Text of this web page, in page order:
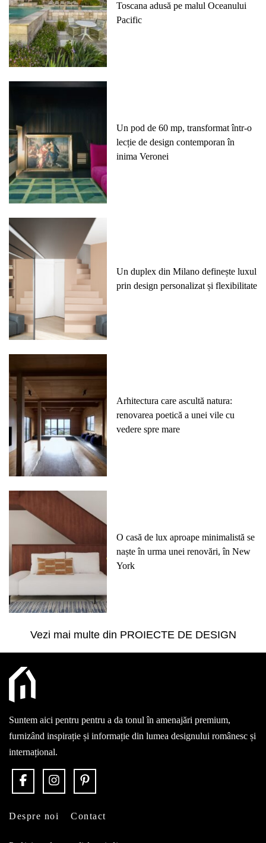
Toscana adusă pe malul Oceanului
Pacific
Un pod de 60 mp, transformat într-o
lecție de design contemporan în
inima Veronei
Un duplex din Milano definește luxul
prin design personalizat și flexibilitate
Arhitectura care ascultă natura:
renovarea poetică a unei vile cu
vedere spre mare
O casă de lux aproape minimalistă se
naște în urma unei renovări, în New
York
Vezi mai multe din PROIECTE DE DESIGN
Suntem aici pentru pentru a da tonul în amenajări premium,
furnizând inspirație și informație din lumea designului românesc și
internațional.
Despre noi Contact